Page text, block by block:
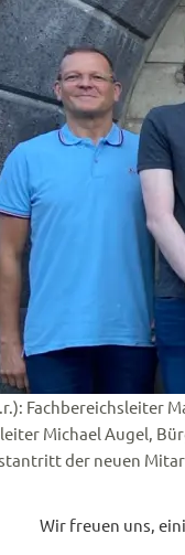
Fachbereichsleiter
Michael Augel,
der neuen
Wir freuen uns,